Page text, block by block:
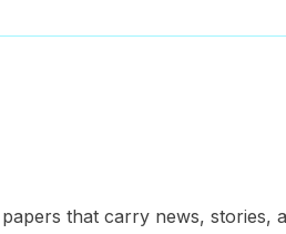
that carry news, stories,